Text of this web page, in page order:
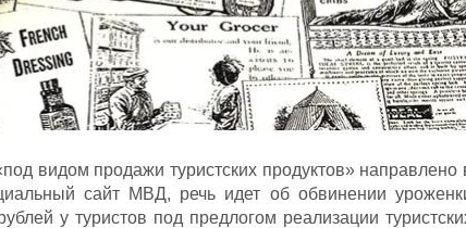
видом продажи туристских продуктов» направлено
сайт МВД, речь идет об обвинении
у туристов под предлогом реализации